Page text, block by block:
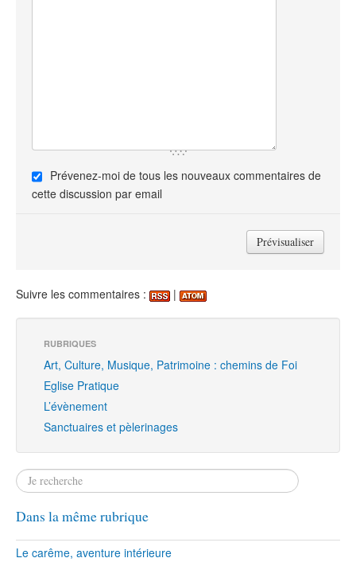
Prévenez-moi de tous les nouveaux commentaires de
cette discussion par email
Suivre les commentaires : |
RUBRIQUES
Art, Culture, Musique, Patrimoine : chemins de Foi
Eglise Pratique
L’évènement
Sanctuaires et pèlerinages
Dans la même rubrique
Le carême, aventure intérieure